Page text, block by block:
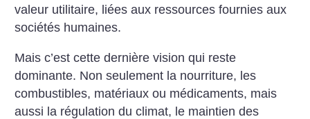
valeur utilitaire, liées aux ressources fournies aux
sociétés humaines.
Mais c’est cette dernière vision qui reste
dominante. Non seulement la nourriture, les
combustibles, matériaux ou médicaments, mais
aussi la régulation du climat, le maintien des